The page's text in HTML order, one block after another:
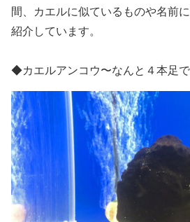
間、カエルに似ているものや名前
紹介しています。
◆カエルアンコウ〜なんと ４本足